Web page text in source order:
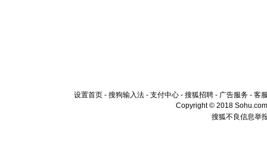
设置首页 - 搜狗输入法 - 支付中心 - 搜狐招聘 - 广告服务 - 客
Copyright © 2018
搜狐不良信息举